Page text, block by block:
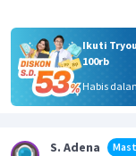
Ikuti
100rb
Habis
S. Adena